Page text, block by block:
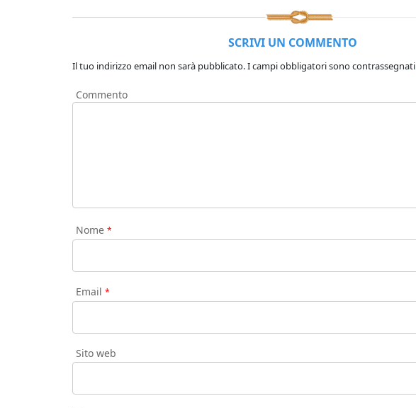
SCRIVI UN COMMENTO
Il tuo indirizzo email non sarà pubblicato.I campi obbligatori sono contrassegnati
Commento
Nome *
Email *
Sito web